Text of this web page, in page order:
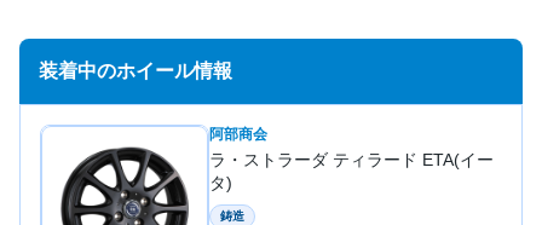
装着中のホイール情報
阿部商会
ラ・ストラーダ ティラード ETA(イー
タ)
鋳造